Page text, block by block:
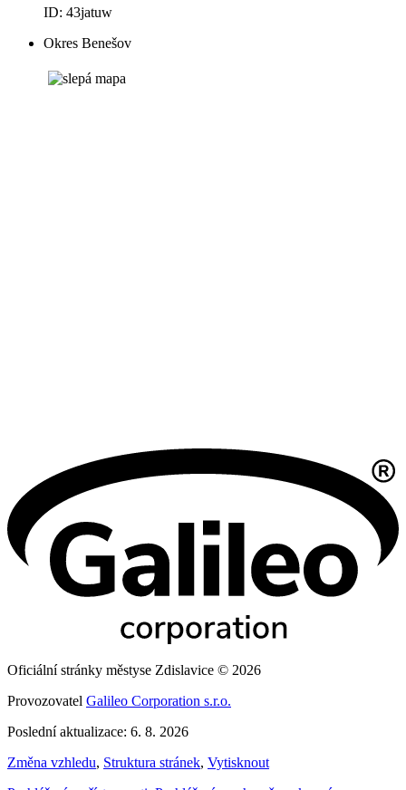
ID: 43jatuw
Okres Benešov
Oficiální stránky městyse Zdislavice © 2026
Provozovatel Galileo Corporation s.r.o.
Poslední aktualizace: 6. 8. 2026
Změna vzhledu, Struktura stránek, Vytisknout